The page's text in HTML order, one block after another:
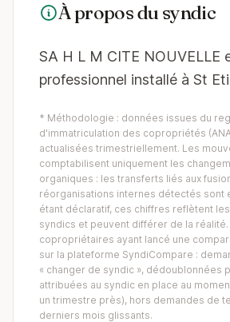
À propos du syndic
SA H L M CITE NOUVELLE
professionnel installé à St
* Méthodologie : données issues du
d'immatriculation des copropriétés
actualisées trimestriellement. Les
comptabilisent uniquement les
organiques : les transferts liés aux
réorganisations internes détectés sont
étant déclaratif, ces chiffres reflètent
syndics et peuvent différer de la
copropriétaires ayant lancé une
sur la plateforme SyndiCompare :
« changer de syndic », dédoublonnées
attribuées au syndic en place au
un trimestre près), hors demandes de
derniers mois glissants.